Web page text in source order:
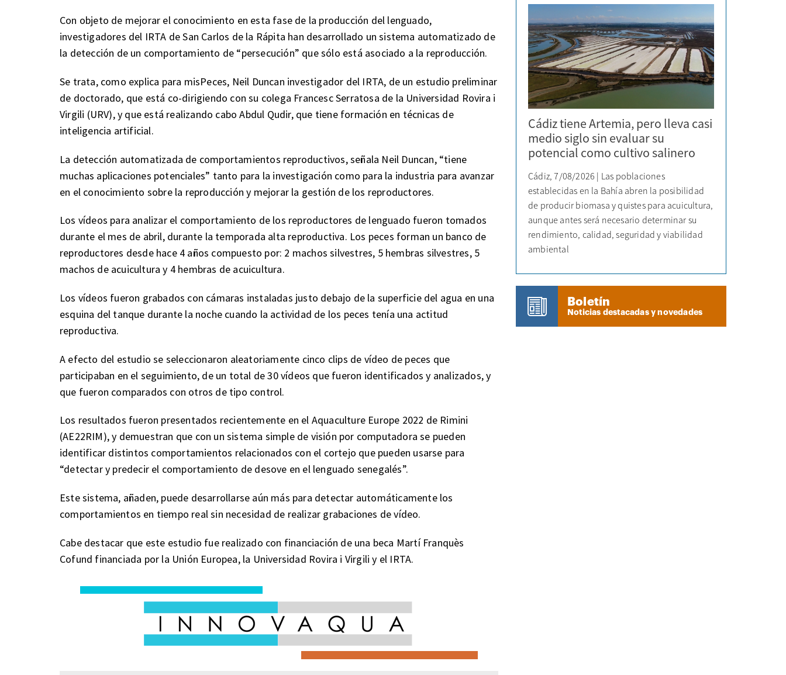
Con objeto de mejorar el conocimiento en esta fase de la producción del lenguado,
investigadores del IRTA de San Carlos de la Rápita han desarrollado un sistema automatizado de
la detección de un comportamiento de “persecución” que sólo está asociado a la reproducción.
Se trata, como explica para misPeces, Neil Duncan investigador del IRTA, de un estudio preliminar
de doctorado, que está co-dirigiendo con su colega Francesc Serratosa de la Universidad Rovira i
Virgili (URV), y que está realizando cabo Abdul Qudir, que tiene formación en técnicas de
inteligencia artificial.
La detección automatizada de comportamientos reproductivos, señala Neil Duncan, “tiene
muchas aplicaciones potenciales” tanto para la investigación como para la industria para avanzar
en el conocimiento sobre la reproducción y mejorar la gestión de los reproductores.
Los vídeos para analizar el comportamiento de los reproductores de lenguado fueron tomados
durante el mes de abril, durante la temporada alta reproductiva. Los peces forman un banco de
reproductores desde hace 4 años compuesto por: 2 machos silvestres, 5 hembras silvestres, 5
machos de acuicultura y 4 hembras de acuicultura.
Los vídeos fueron grabados con cámaras instaladas justo debajo de la superficie del agua en una
esquina del tanque durante la noche cuando la actividad de los peces tenía una actitud
reproductiva.
A efecto del estudio se seleccionaron aleatoriamente cinco clips de vídeo de peces que
participaban en el seguimiento, de un total de 30 vídeos que fueron identificados y analizados, y
que fueron comparados con otros de tipo control.
Los resultados fueron presentados recientemente en el Aquaculture Europe 2022 de Rimini
(AE22RIM), y demuestran que con un sistema simple de visión por computadora se pueden
identificar distintos comportamientos relacionados con el cortejo que pueden usarse para
“detectar y predecir el comportamiento de desove en el lenguado senegalés”.
Este sistema, añaden, puede desarrollarse aún más para detectar automáticamente los
comportamientos en tiempo real sin necesidad de realizar grabaciones de vídeo.
Cabe destacar que este estudio fue realizado con financiación de una beca Martí Franquès
Cofund financiada por la Unión Europea, la Universidad Rovira i Virgili y el IRTA.
Cádiz tiene Artemia, pero lleva casi
medio siglo sin evaluar su
potencial como cultivo salinero
Cádiz, 7/08/2026 | Las poblaciones
establecidas en la Bahía abren la posibilidad
de producir biomasa y quistes para acuicultura,
aunque antes será necesario determinar su
rendimiento, calidad, seguridad y viabilidad
ambiental
Boletín
Noticias destacadas y novedades